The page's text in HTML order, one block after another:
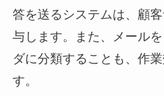
答を送るシステムは、顧
与します。また、メール
ダに分類することも、作
す。